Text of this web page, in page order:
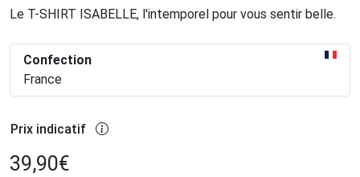
Le T-SHIRT ISABELLE, l'intemporel pour vous sentir belle.
Confection
France
Prix indicatif
39,90€